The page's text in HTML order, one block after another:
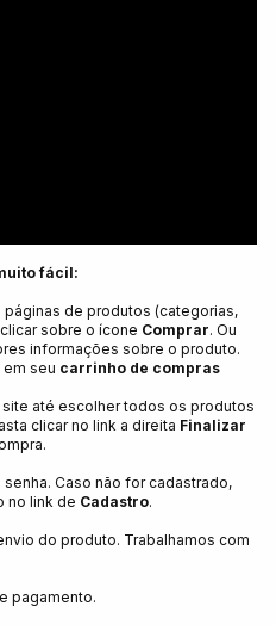
fácil:
páginas de produtos (categorias,
sobre o ícone Comprar. Ou
informações sobre o produto.
seu carrinho de compras
até escolher todos os produtos
clicar no link a direita Finalizar
Caso não for cadastrado,
no link de Cadastro.
do produto. Trabalhamos com
pagamento.